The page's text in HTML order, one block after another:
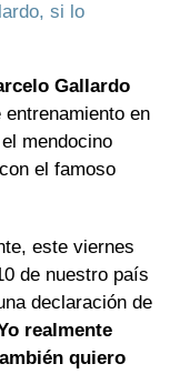
si lo
Gallardo
en
mendocino
el famoso
este viernes
de nuestro país
declaración de
realmente
quiero